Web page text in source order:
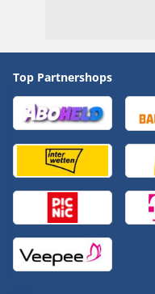
Top Partnershops